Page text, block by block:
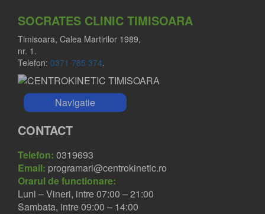
SOCRATES CLINIC TIMISOARA
Timisoara, Calea Martirilor 1989,
nr. 1.
Telefon: 0371 785 374.
Navigatie
CONTACT
Telefon: 0319693
Email: programari@centrokinetic.ro
Orarul de functionare:
Luni – Vineri, intre 07:00 – 21:00
Sambata, intre 09:00 – 14:00